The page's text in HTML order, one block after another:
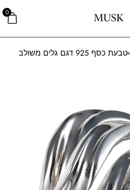
0
טבעת כסף 925 דגם גלים משולב